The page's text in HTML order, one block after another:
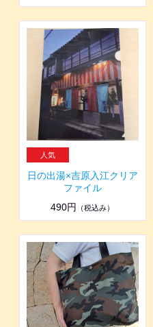
日の出湯×吉原入江クリア
ファイル
490円
（税込み）